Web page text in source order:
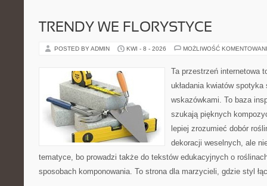
TRENDY WE FLORYSTYCE
POSTED BY ADMIN KWI - 8 - 2026 MOŻLIWOŚĆ
Ta przestrzeń internetowa
układania kwiatów
wskazówkami. To baza
szukają pięknych
lepiej zrozumieć dobór
dekoracji weselnych, ale
tematyce, bo prowadzi także do tekstów edukacyjnych o
sposobach komponowania. To strona dla marzycieli, gdzie styl